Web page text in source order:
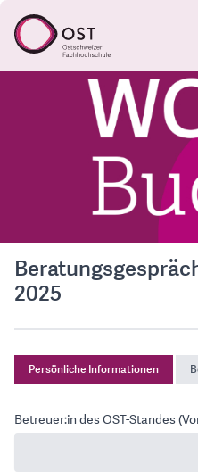
2025
Persönliche Informationen
Betreuer:in des OST-Standes